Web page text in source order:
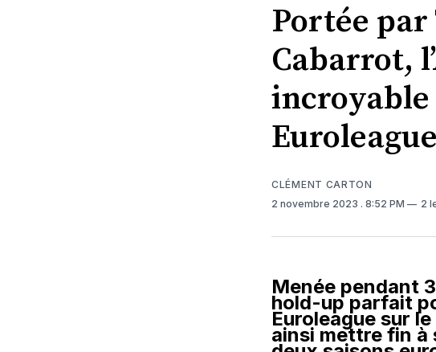
Portée
Cabarrot,
incroyable
CLÉMENT CARTON
2 novembre 2023 . 8:52 PM 2
Menée pendant
hold-up parfait
Euroleague sur
ainsi mettre fin à